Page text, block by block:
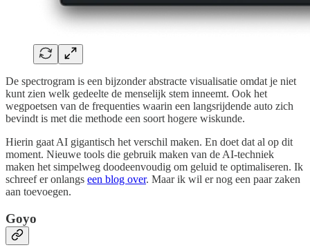
De spectrogram is een bijzonder abstracte visualisatie omdat je niet
kunt zien welk gedeelte de menselijk stem inneemt. Ook het
wegpoetsen van de frequenties waarin een langsrijdende auto zich
bevindt is met die methode een soort hogere wiskunde.
Hierin gaat AI gigantisch het verschil maken. En doet dat al op dit
moment. Nieuwe tools die gebruik maken van de AI-techniek
maken het simpelweg doodeenvoudig om geluid te optimaliseren. Ik
schreef er onlangs een blog over. Maar ik wil er nog een paar zaken
aan toevoegen.
Goyo